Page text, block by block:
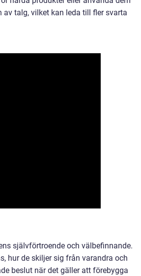
talg, vilket kan leda till fler svarta
självförtroende och välbefinnande.
hur de skiljer sig från varandra och
beslut när det gäller att förebygga